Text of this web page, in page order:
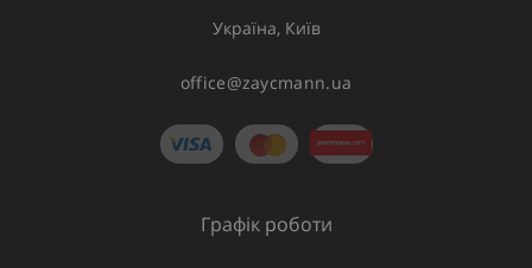
Україна, Київ
office@zaycmann.ua
Графік роботи